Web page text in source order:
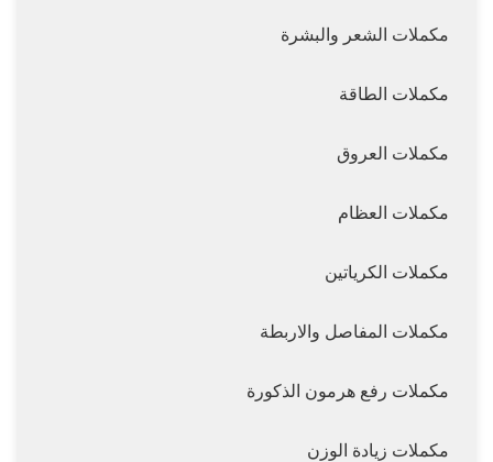
مكملات الشعر والبشرة
مكملات الطاقة
مكملات العروق
مكملات العظام
مكملات الكرياتين
مكملات المفاصل والاربطة
مكملات رفع هرمون الذكورة
مكملات زيادة الوزن